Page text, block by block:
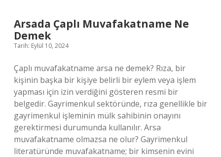
Arsada Çaplı Muvafakatname Ne
Demek
Tarih: Eylül 10, 2024
Çaplı muvafakatname arsa ne demek? Rıza, bir
kişinin başka bir kişiye belirli bir eylem veya işlem
yapması için izin verdiğini gösteren resmi bir
belgedir. Gayrimenkul sektöründe, rıza genellikle bir
gayrimenkul işleminin mülk sahibinin onayını
gerektirmesi durumunda kullanılır. Arsa
muvafakatname olmazsa ne olur? Gayrimenkul
literatüründe muvafakatname; bir kimsenin evini